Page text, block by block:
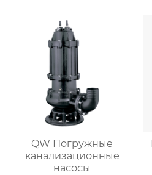
QW Погружные
канализационные
насосы